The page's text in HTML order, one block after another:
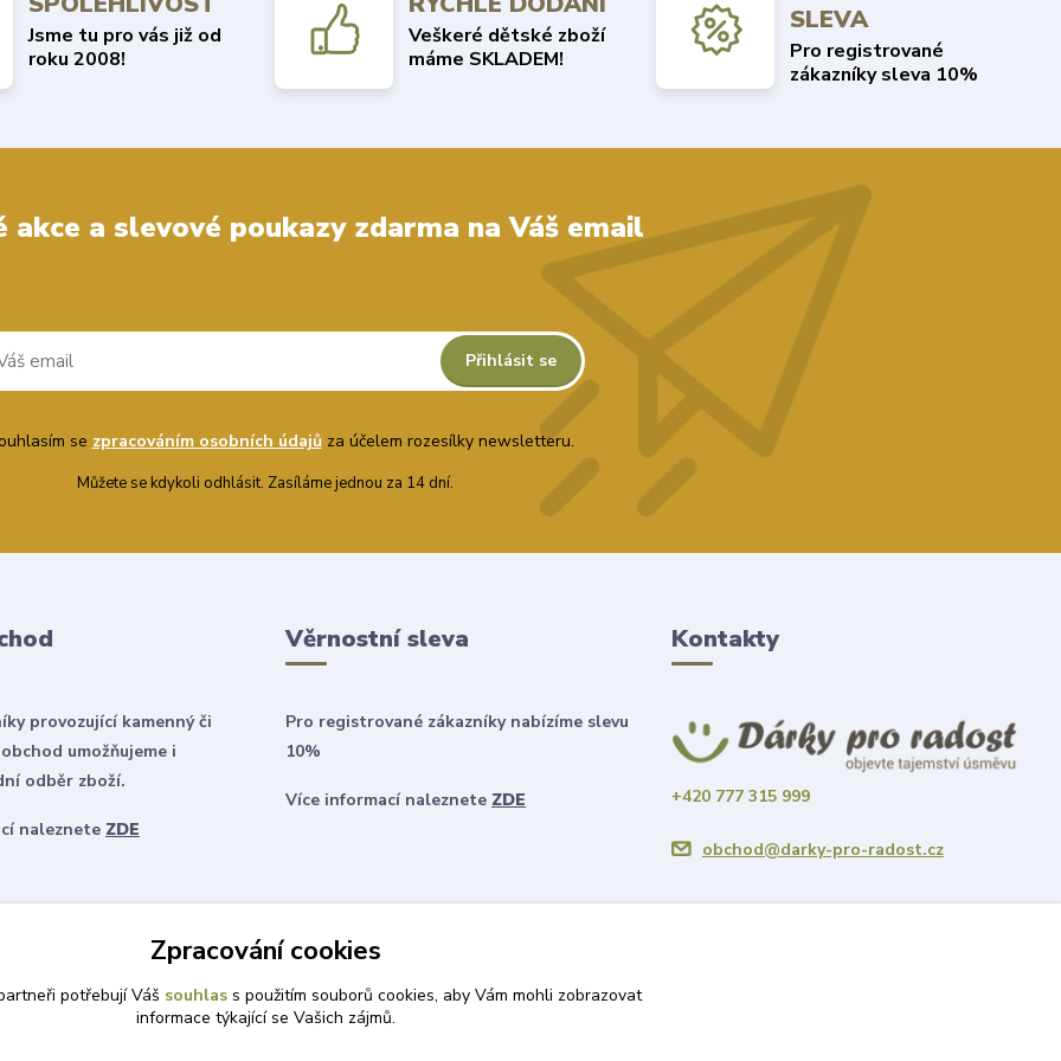
Jsme tu pro vás již od
roku 2008!
Veškeré dětské zboží
máme SKLADEM!
SLEVA
Pro registrované
zákazníky sleva 10%
akce a slevové poukazy zdarma na Váš email
Přihlásit se
se zpracováním osobních údajůza účelem rozesílky newsletteru.
Můžete se kdykoli odhlásit. Zasíláme jednou za 14 dní.
provozující kamenný či
umožňujeme i
odběr zboží.
naleznete ZDE
Věrnostní sleva
Pro registrované zákazníky nabízíme slevu
10%
Více informací naleznete ZDE
Kontakty
+420 777 315 999
obchod@darky-pro-radost.cz
Zpracování cookies
potřebují Váš souhlass použitím souborů cookies, aby Vám mohli zobrazovat
informace týkající se Vašich zájmů.